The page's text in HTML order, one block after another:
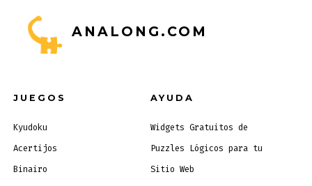
ANALONG.COM
JUEGOS
Kyudoku
Acertijos
Binairo
AYUDA
Widgets Gratuitos de
Puzzles Lógicos para tu
Sitio Web